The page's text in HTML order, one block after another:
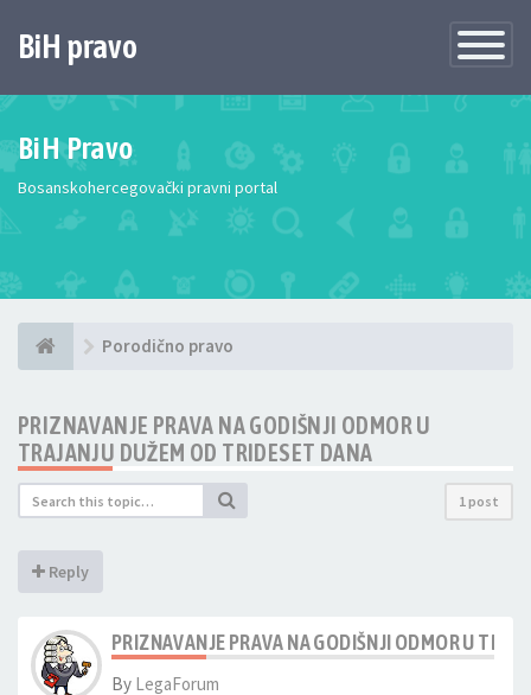
Toggle
BiH pravo
BiH Pravo
Bosanskohercegovački pravni portal
Porodično pravo
PRIZNAVANJE PRAVA NA GODIŠNJI ODMOR U
TRAJANJU DUŽEM OD TRIDESET DANA
1 post
Reply
PRIZNAVANJE PRAVA NA GODIŠNJI ODMOR U
By LegaForum